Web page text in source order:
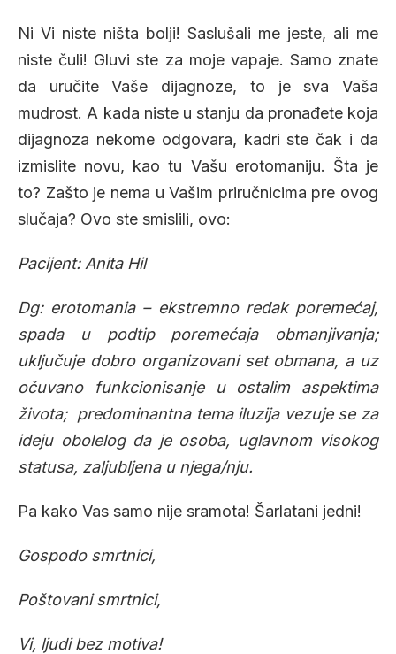
Ni Vi niste ništa bolji! Saslušali me jeste, ali me
niste čuli! Gluvi ste za moje vapaje. Samo znate
da uručite Vaše dijagnoze, to je sva Vaša
mudrost. A kada niste u stanju da pronađete koja
dijagnoza nekome odgovara, kadri ste čak i da
izmislite novu, kao tu Vašu erotomaniju. Šta je
to? Zašto je nema u Vašim priručnicima pre ovog
slučaja? Ovo ste smislili, ovo:
Pacijent: Anita Hil
Dg: erotomania – ekstremno redak poremećaj,
spada u podtip poremećaja obmanjivanja;
uključuje dobro organizovani set obmana, a uz
očuvano funkcionisanje u ostalim aspektima
života; predominantna tema iluzija vezuje se za
ideju obolelog da je osoba, uglavnom visokog
statusa, zaljubljena u njega/nju.
Pa kako Vas samo nije sramota! Šarlatani jedni!
Gospodo smrtnici,
Poštovani smrtnici,
Vi, ljudi bez motiva!